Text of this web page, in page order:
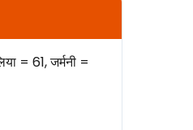
= 61, जर्मनी =